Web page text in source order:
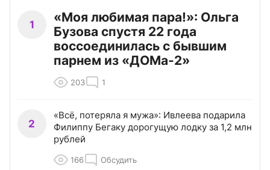
1
«Моя любимая пара!»: Ольга
Бузова спустя 22 года
воссоединилась с бывшим
парнем из «ДОМа-2»
203 1
2
«Всё, потеряла я мужа»: Ивлеева подарила
Филиппу Бегаку дорогущую лодку за 1,2 млн
рублей
166 Обсудить